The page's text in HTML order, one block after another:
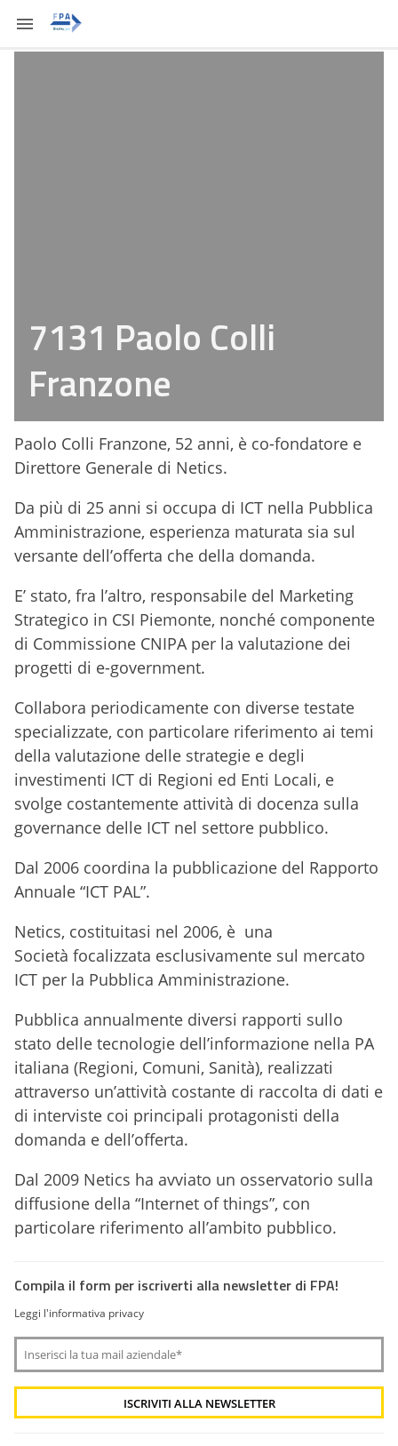
7131 Paolo Colli
Franzone
Paolo Colli Franzone, 52 anni, è co-fondatore e
Direttore Generale di Netics.
Da più di 25 anni si occupa di ICT nella Pubblica
Amministrazione, esperienza maturata sia sul
versante dell’offerta che della domanda.
E’ stato, fra l’altro, responsabile del Marketing
Strategico in CSI Piemonte, nonché componente
di Commissione CNIPA per la valutazione dei
progetti di e-government.
Collabora periodicamente con diverse testate
specializzate, con particolare riferimento ai temi
della valutazione delle strategie e degli
investimenti ICT di Regioni ed Enti Locali, e
svolge costantemente attività di docenza sulla
governance delle ICT nel settore pubblico.
Dal 2006 coordina la pubblicazione del Rapporto
Annuale “ICT PAL”.
Netics, costituitasi nel 2006, è una
Società focalizzata esclusivamente sul mercato
ICT per la Pubblica Amministrazione.
Pubblica annualmente diversi rapporti sullo
stato delle tecnologie dell’informazione nella PA
italiana (Regioni, Comuni, Sanità), realizzati
attraverso un’attività costante di raccolta di dati e
di interviste coi principali protagonisti della
domanda e dell’offerta.
Dal 2009 Netics ha avviato un osservatorio sulla
diffusione della “Internet of things”, con
particolare riferimento all’ambito pubblico.
Compila il form per iscriverti alla newsletter di FPA!
Leggi l'informativa privacy